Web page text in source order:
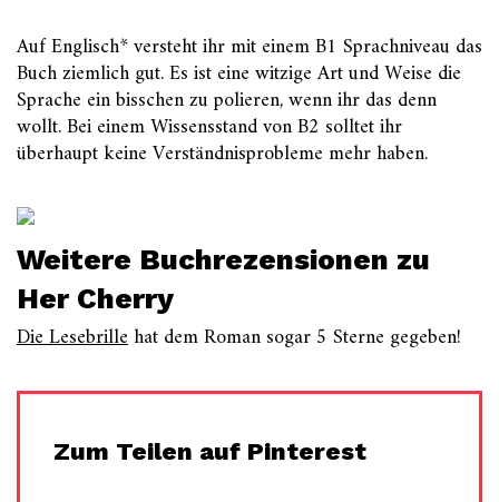
Auf Englisch* versteht ihr mit einem B1 Sprachniveau das
Buch ziemlich gut. Es ist eine witzige Art und Weise die
Sprache ein bisschen zu polieren, wenn ihr das denn
wollt. Bei einem Wissensstand von B2 solltet ihr
überhaupt keine Verständnisprobleme mehr haben.
Weitere Buchrezensionen zu
Her Cherry
Die Lesebrillehat dem Roman sogar 5 Sterne gegeben!
Zum Teilen auf Pinterest